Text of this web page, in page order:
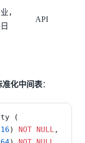
，
API
准化中间表：
(
16) NOT NULL